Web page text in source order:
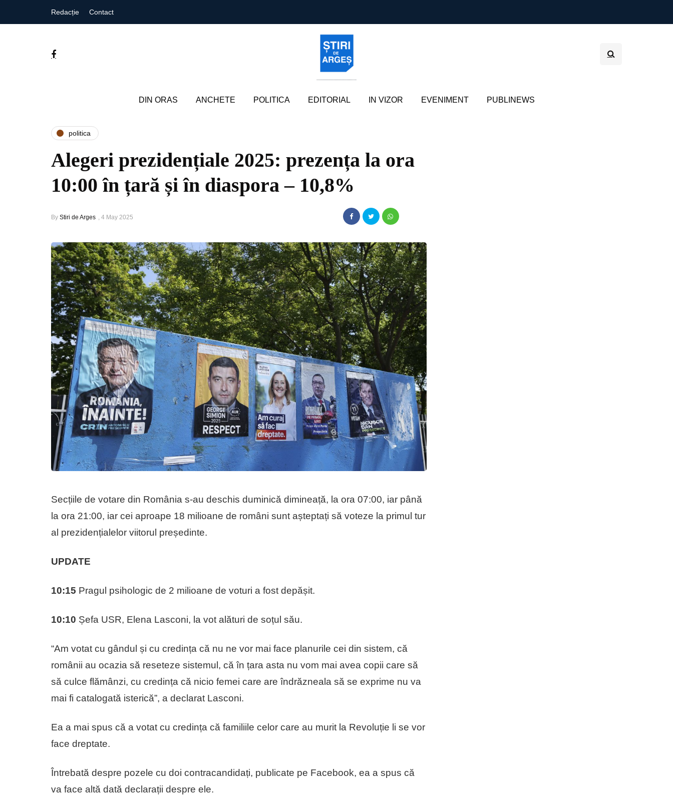
Redacție Contact
DIN ORAS ANCHETE POLITICA EDITORIAL IN VIZOR EVENIMENT PUBLINEWS
politica
Alegeri prezidențiale 2025: prezența la ora
10:00 în țară și în diaspora – 10,8%
By Stiri de Arges , 4 May 2025
Secțiile de votare din România s-au deschis duminică dimineață, la ora 07:00, iar până
la ora 21:00, iar cei aproape 18 milioane de români sunt așteptați să voteze la primul tur
al prezidențialelor viitorul președinte.
UPDATE
10:15 Pragul psihologic de 2 milioane de voturi a fost depășit.
10:10 Șefa USR, Elena Lasconi, la vot alături de soțul său.
“Am votat cu gândul și cu credința că nu ne vor mai face planurile cei din sistem, că
românii au ocazia să reseteze sistemul, că în țara asta nu vom mai avea copii care să
să culce flămânzi, cu credința că nicio femei care are îndrăzneala să se exprime nu va
mai fi catalogată isterică”, a declarat Lasconi.
Ea a mai spus că a votat cu credința că familiile celor care au murit la Revoluție li se vor
face dreptate.
Întrebată despre pozele cu doi contracandidați, publicate pe Facebook, ea a spus că
va face altă dată declarații despre ele.